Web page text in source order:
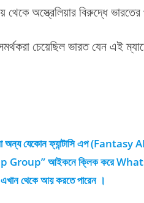
থেকে অস্ত্রেলিয়ার বিরুদ্ধে
চেয়েছিল ভারত যেন এই
যেকোন ফ্যান্টাসি এপ (Fantasy
আইকনে ক্লিক করে
থেকে আয় করতে পারেন ।